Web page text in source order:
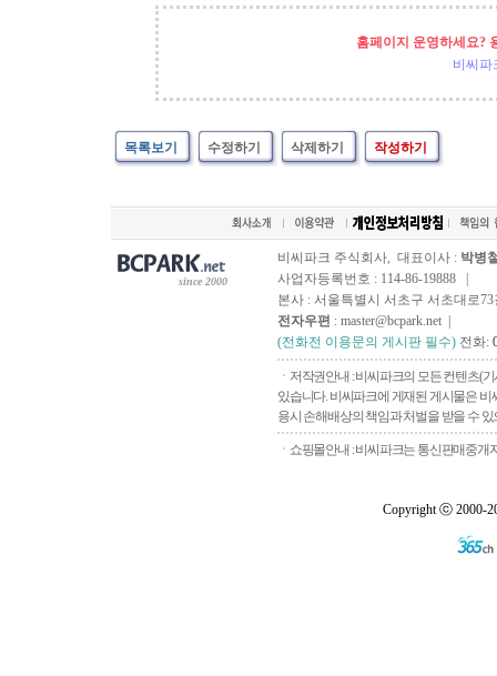
홈페이지 운영하세요?
비씨파
목록보기 수정하기 삭제하기 작성하기
since 2000
비씨파크 주식회사, 대표이사 : 박병
사업자등록번호 : 114-86-19888 |
본사 : 서울특별시 서초구 서초대로73
전자우편 : master@bcpark.net |
(전화전 이용문의 게시판 필수) 전화:
ㆍ저작권안내 : 비씨파크의 모든 컨텐츠(
있습니다. 비씨파크에 게재된 게시물은
용시 손해배상의 책임과 처벌을 받을 수
ㆍ쇼핑몰안내 : 비씨파크는 통신판매중개
Copyright ⓒ 2000-